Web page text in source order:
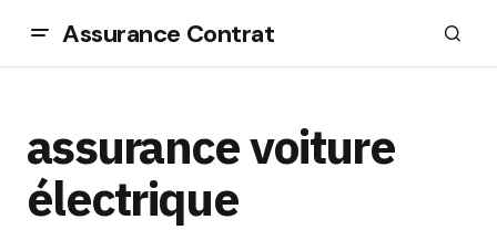
Assurance Contrat
assurance voiture
électrique